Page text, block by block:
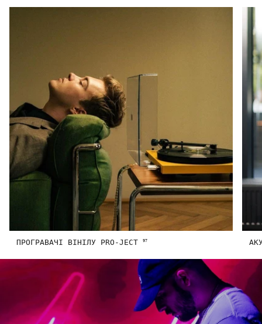
ПРОГРАВАЧІ ВІНІЛУ PRO-JECT 97